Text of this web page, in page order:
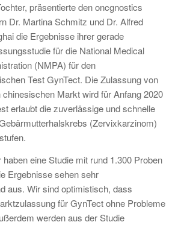
präsentierte den oncgnostics
Dr. Martina Schmitz und Dr. Alfred
die Ergebnisse ihrer gerade
für die National Medical
(NMPA) für den
Test GynTect. Die Zulassung von
chinesischen Markt wird für Anfang 2020
erlaubt die zuverlässige und schnelle
(Zervixkarzinom)
haben eine Studie mit rund 1.300 Proben
Ergebnisse sehen sehr
aus. Wir sind optimistisch, dass
für GynTect ohne Probleme
werden aus der Studie